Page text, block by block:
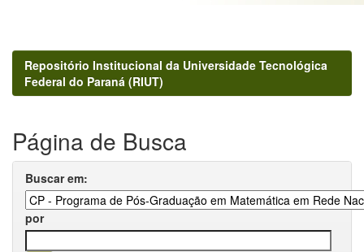
Repositório Institucional da Universidade Tecnológica
Federal do Paraná (RIUT)
Página de Busca
Buscar em:
por